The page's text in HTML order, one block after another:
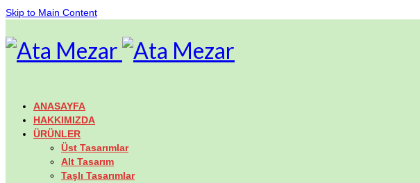
Skip to Main Content
ANASAYFA
HAKKIMIZDA
ÜRÜNLER
Üst Tasarımlar
Alt Tasarım
Taşlı Tasarımlar